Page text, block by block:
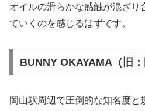
オイルの滑らかな感触が混ざり
ていくのを感じるはずです。
BUNNY OKAYAMA（旧：
岡山駅周辺で圧倒的な知名度と